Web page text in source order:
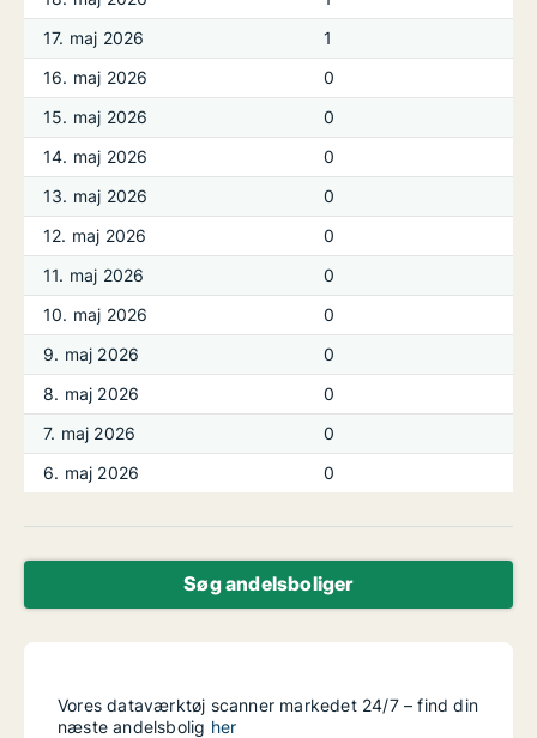
17. maj 2026
1
16. maj 2026
0
15. maj 2026
0
14. maj 2026
0
13. maj 2026
0
12. maj 2026
0
11. maj 2026
0
10. maj 2026
0
9. maj 2026
0
8. maj 2026
0
7. maj 2026
0
6. maj 2026
0
Søg andelsboliger
Vores dataværktøj scanner markedet 24/7 – find din
næste andelsbolig her